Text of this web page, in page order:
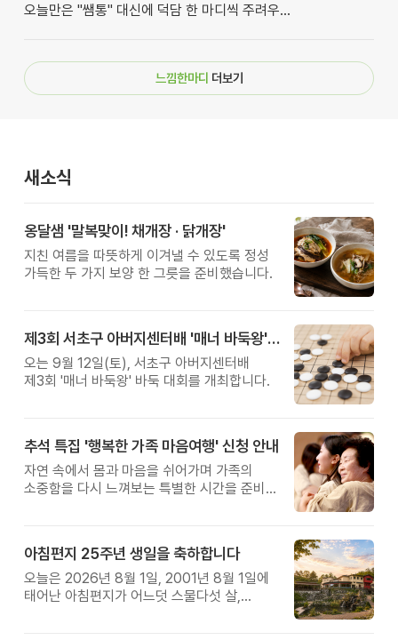
오늘만은 "쌤통" 대신에 덕담 한 마디씩 주려우...
느낌한마디 더보기
새소식
옹달샘 '말복맞이! 채개장 · 닭개장'
지친 여름을 따뜻하게 이겨낼 수 있도록 정성
가득한 두 가지 보양 한 그릇을 준비했습니다.
제3회 서초구 아버지센터배 '매너 바둑왕' 대회
오는 9월 12일(토), 서초구 아버지센터배
제3회 '매너 바둑왕' 바둑 대회를 개최합니다.
추석 특집 '행복한 가족 마음여행' 신청 안내
자연 속에서 몸과 마음을 쉬어가며 가족의
소중함을 다시 느껴보는 특별한 시간을 준비해
아침편지 25주년 생일을 축하합니다
오늘은 2026년 8월 1일, 2001년 8월 1일에
태어난 아침편지가 어느덧 스물다섯 살,